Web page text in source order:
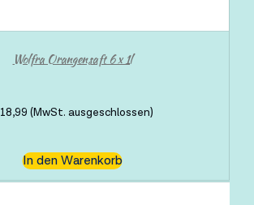
Wolfra Orangensaft 6 x 1l
18,99 (MwSt. ausgeschlossen)
In den Warenkorb